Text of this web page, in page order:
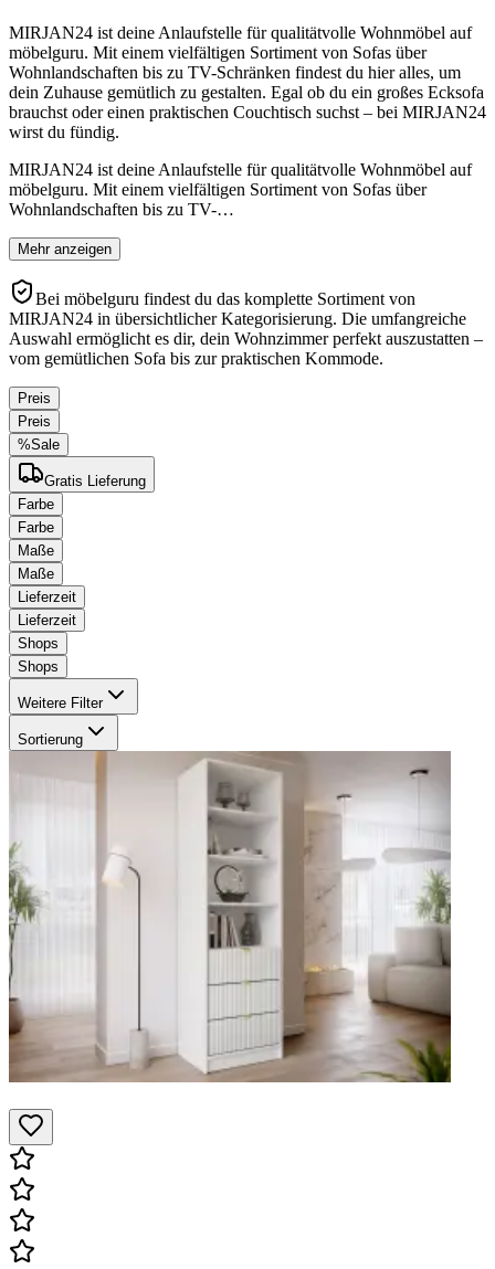
MIRJAN24 ist deine Anlaufstelle für qualitätvolle Wohnmöbel auf
möbelguru. Mit einem vielfältigen Sortiment von Sofas über
Wohnlandschaften bis zu TV-Schränken findest du hier alles, um
dein Zuhause gemütlich zu gestalten. Egal ob du ein großes Ecksofa
brauchst oder einen praktischen Couchtisch suchst – bei MIRJAN24
wirst du fündig.
MIRJAN24 ist deine Anlaufstelle für qualitätvolle Wohnmöbel auf
möbelguru. Mit einem vielfältigen Sortiment von Sofas über
Wohnlandschaften bis zu TV-…
Mehr anzeigen
Bei möbelguru findest du das komplette Sortiment von
MIRJAN24 in übersichtlicher Kategorisierung. Die umfangreiche
Auswahl ermöglicht es dir, dein Wohnzimmer perfekt auszustatten –
vom gemütlichen Sofa bis zur praktischen Kommode.
Preis
Preis
%Sale
Gratis Lieferung
Farbe
Farbe
Maße
Maße
Lieferzeit
Lieferzeit
Shops
Shops
Weitere Filter
Sortierung